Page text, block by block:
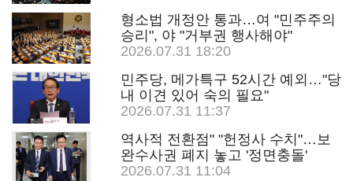
형소법 개정안 통과…여 "민주주의
승리", 야 "거부권 행사해야"
2026.07.31 18:20
민주당, 메가특구 52시간 예외…"당
내 이견 있어 숙의 필요"
2026.07.31 11:37
역사적 전환점" "헌정사 수치"…보
완수사권 폐지 놓고 '정면충돌'
2026.07.31 11:04